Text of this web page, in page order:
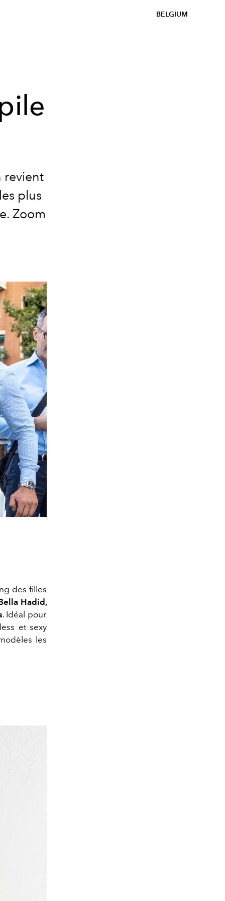
BELGIUM
revient
plus
Zoom
des filles
Hadid,
. Idéal pour
et sexy
les